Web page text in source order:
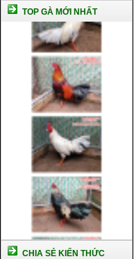
TOP GÀ MỚI NHẤT
CHIA SẺ KIẾN THỨC